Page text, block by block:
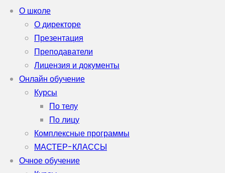
О школе
О директоре
Презентация
Преподаватели
Лицензия и документы
Онлайн обучение
Курсы
По телу
По лицу
Комплексные программы
МАСТЕР-КЛАССЫ
Очное обучение